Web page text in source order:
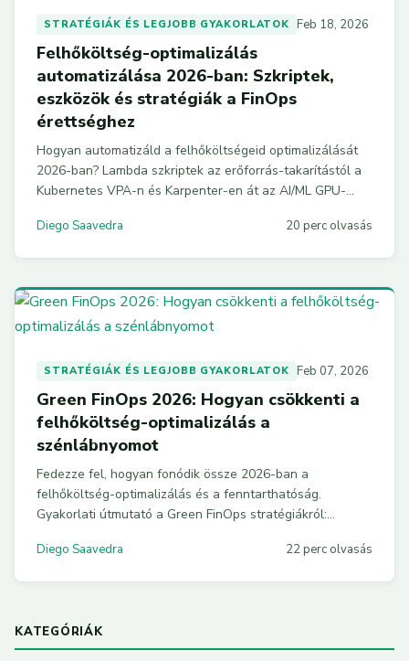
STRATÉGIÁK ÉS LEGJOBB GYAKORLATOK Feb 18, 2026
Felhőköltség-optimalizálás
automatizálása 2026-ban: Szkriptek,
eszközök és stratégiák a FinOps
érettséghez
Hogyan automatizáld a felhőköltségeid optimalizálását
2026-ban? Lambda szkriptek az erőforrás-takarítástól a
Kubernetes VPA-n és Karpenter-en át az AI/ML GPU-
90 napos FinOps tervvel.
Diego Saavedra 20 perc olvasás
STRATÉGIÁK ÉS LEGJOBB GYAKORLATOK Feb 07, 2026
Green FinOps 2026: Hogyan csökkenti a
felhőköltség-optimalizálás a
szénlábnyomot
Fedezze fel, hogyan fonódik össze 2026-ban a
felhőköltség-optimalizálás és a fenntarthatóság.
Gyakorlati útmutató a Green FinOps stratégiákról:
kódpéldák.
Diego Saavedra 22 perc olvasás
KATEGÓRIÁK